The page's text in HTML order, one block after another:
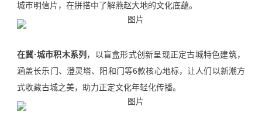
城市明信片，在拼搭中了解燕赵大地的文化底蕴。
在冀·城市积木系列 ，以盲盒形式创新呈现正定古城特色建筑，
涵盖长乐门、澄灵塔、阳和门等6款核心地标，让人们以新潮方
式收藏古城之美，助力正定文化年轻化传播。